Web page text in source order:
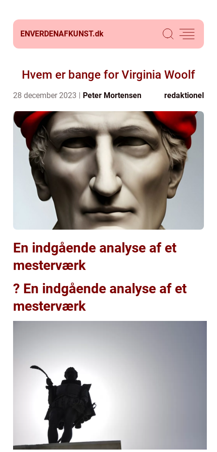
ENVERDENAFKUNST.dk
Hvem er bange for Virginia Woolf
28 december 2023 Peter Mortensen redaktionel
En indgående analyse af et
mesterværk
? En indgående analyse af et
mesterværk